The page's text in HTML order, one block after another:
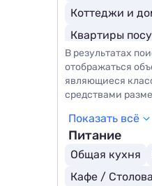
Коттеджи и
Квартиры
Базы отдыха
Комнаты
Мини-отели
Отели для
Молодежные
В результатах
отображаться
являющиеся
средствами
Показать всё
Питание
Общая кухня
Кафе /